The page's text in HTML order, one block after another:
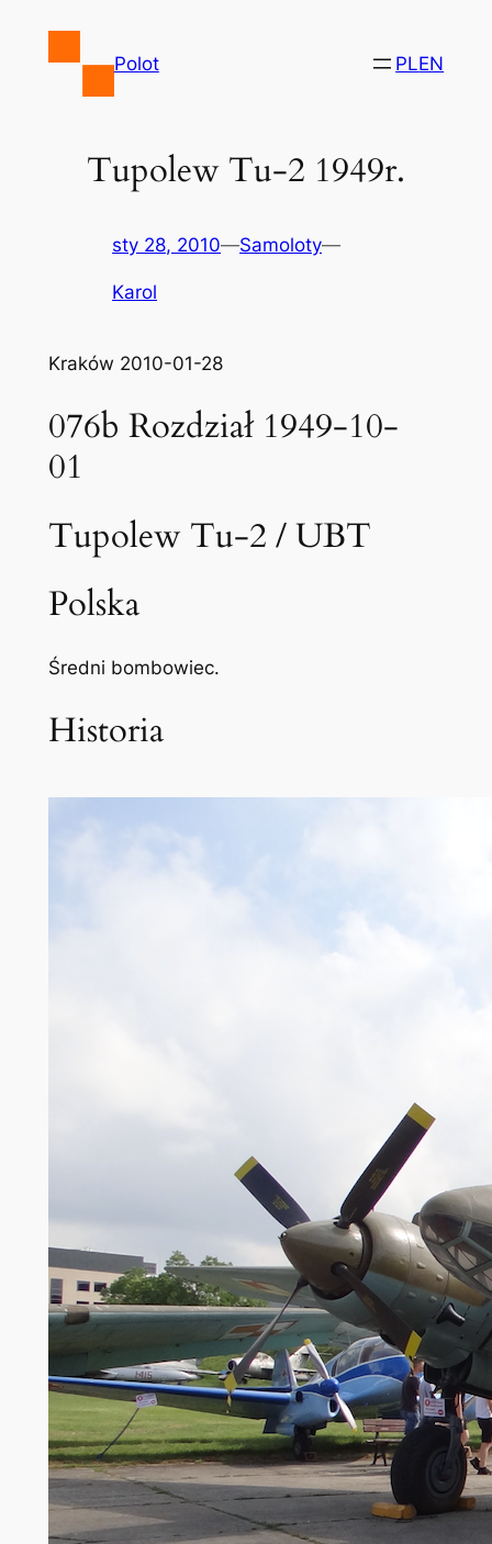
Polot PLEN
Tupolew Tu-2 1949r.
sty 28, 2010—Samoloty—
Karol
Kraków 2010-01-28
076b Rozdział 1949-10-
01
Tupolew Tu-2 / UBT
Polska
Średni bombowiec.
Historia